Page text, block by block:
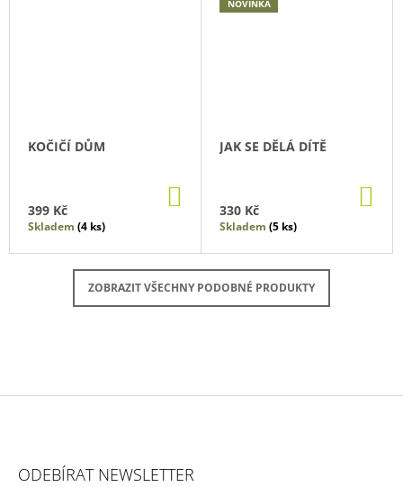
KOČIČÍ DŮM
399 Kč KOŠÍKU
Skladem (4 ks)
NOVINKA
JAK SE DĚLÁ DÍTĚ
330 Kč
Skladem (5 ks)
ZOBRAZIT VŠECHNY PODOBNÉ PRODUKTY
ODEBÍRAT NEWSLETTER